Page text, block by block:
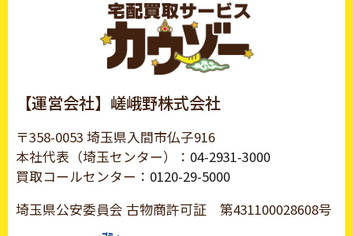
【運営会社】嵯峨野株式会社
〒358-0053 埼玉県入間市仏子916
本社代表（埼玉センター）： 04-2931-3000
買取コールセンター： 0120-29-5000
埼玉県公安委員会 古物商許可証 第431100028608号